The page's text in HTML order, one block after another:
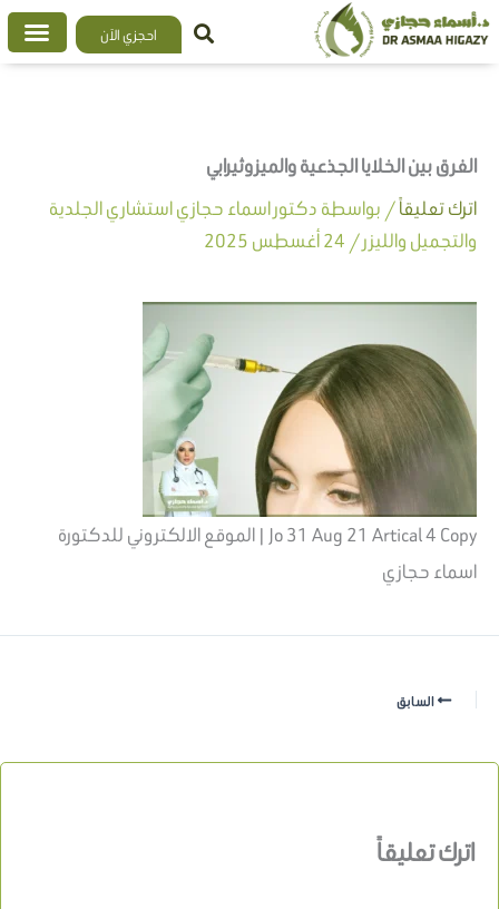
تخطي
إلى
احجزي الآن
الفرق بين الخلايا الجذعية والميزوثيرابي
اترك تعليقاً/ بواسطة دكتور اسماء حجازي استشاري الجلدية
والتجميل والليزر/ 24 أغسطس 2025
Jo 31 Aug 21 Artical 4 Copy | الموقع الالكتروني للدكتورة
اسماء حجازي
السابق
اترك تعليقاً